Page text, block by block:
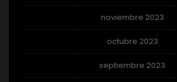
noviembre 2023
octubre 2023
septiembre 2023